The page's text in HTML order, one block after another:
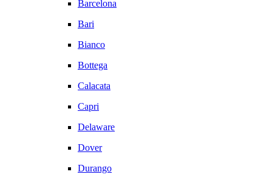
Barcelona
Bari
Bianco
Bottega
Calacata
Capri
Delaware
Dover
Durango